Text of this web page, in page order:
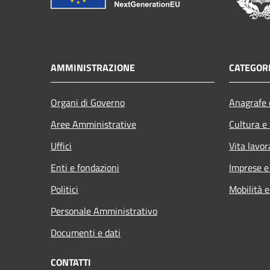
AMMINISTRAZIONE
Organi di Governo
Aree Amministrative
Uffici
Enti e fondazioni
Politici
Personale Amministrativo
Documenti e dati
Cultura
Vita
Imprese
Mobilità
CONTATTI